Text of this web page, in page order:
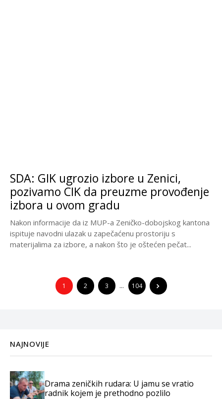
SDA: GIK ugrozio izbore u Zenici,
pozivamo CIK da preuzme provođenje
izbora u ovom gradu
Nakon informacije da iz MUP-a Zeničko-dobojskog kantona
ispituje navodni ulazak u zapečaćenu prostoriju s
materijalima za izbore, a nakon što je oštećen pečat...
1 2 3 … 104
NAJNOVIJE
Drama zeničkih rudara: U jamu se vratio
radnik kojem je prethodno pozlilo